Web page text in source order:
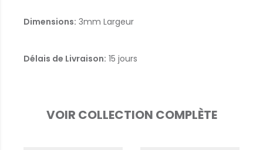
Dimensions: 3mm Largeur
Délais de Livraison: 15 jours
VOIR COLLECTION COMPLÈTE